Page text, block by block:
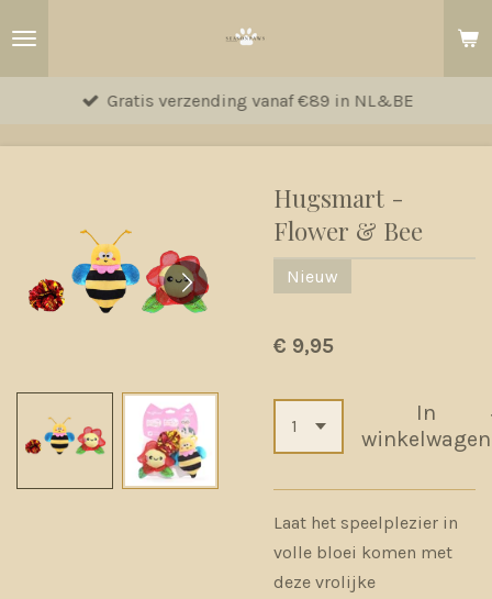
hoofdinhoud
Gratis verzending vanaf €89 in NL&BE
Hugsmart -
Flower & Bee
Nieuw
€ 9,95
In
winkelwagen
Laat het speelplezier in
volle bloei komen met
deze vrolijke